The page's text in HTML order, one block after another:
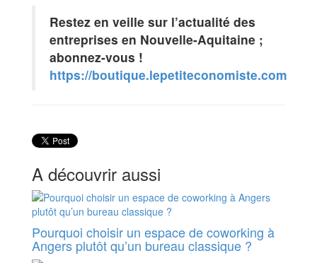
Restez en veille sur l’actualité des
entreprises en Nouvelle-Aquitaine ;
abonnez-vous !
https://boutique.lepetiteconomiste.com
A découvrir aussi
Pourquoi choisir un espace de coworking à
Angers plutôt qu’un bureau classique ?